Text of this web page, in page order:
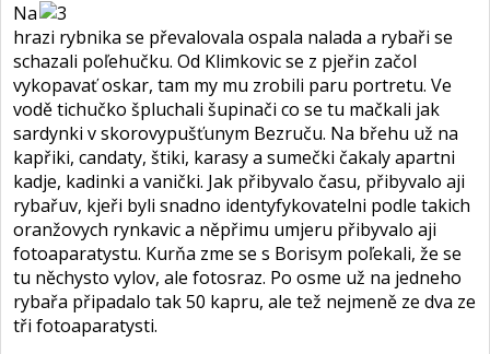
Na
hrazi rybnika se převalovala ospala nalada a rybaři se
schazali poľehučku. Od Klimkovic se z pjeřin začol
vykopavať oskar, tam my mu zrobili paru portretu. Ve
vodě tichučko špluchali šupinači co se tu mačkali jak
sardynki v skorovypušťunym Bezruču. Na břehu už na
kapřiki, candaty, štiki, karasy a sumečki čakaly apartni
kadje, kadinki a vanički. Jak přibyvalo času, přibyvalo aji
rybařuv, kjeři byli snadno identyfykovatelni podle takich
oranžovych rynkavic a něpřimu umjeru přibyvalo aji
fotoaparatystu. Kurňa zme se s Borisym poľekali, že se
tu něchysto vylov, ale fotosraz. Po osme už na jedneho
rybařa připadalo tak 50 kapru, ale tež nejmeně ze dva ze
tři fotoaparatysti.